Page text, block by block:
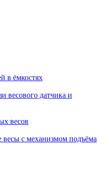
в ёмкостях
весового датчика и
весов
с механизмом подъёма